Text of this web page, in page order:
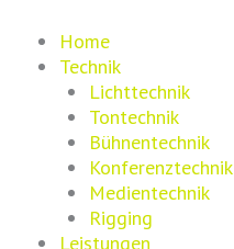
Home
Technik
Lichttechnik
Tontechnik
Bühnentechnik
Konferenztechnik
Medientechnik
Rigging
Leistungen